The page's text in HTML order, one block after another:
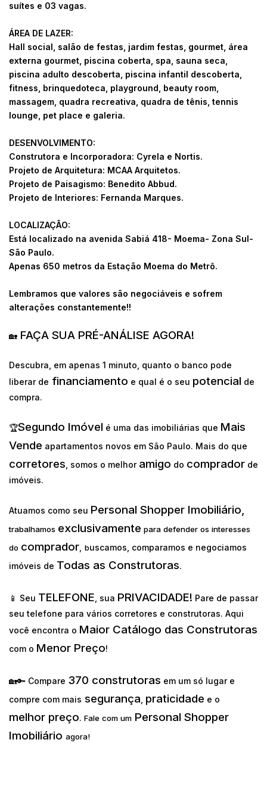
suítes e 03 vagas.
ÁREA DE LAZER:
Hall social, salão de festas, jardim festas, gourmet, área
externa gourmet, piscina coberta, spa, sauna seca,
piscina adulto descoberta, piscina infantil descoberta,
fitness, brinquedoteca, playground, beauty room,
massagem, quadra recreativa, quadra de tênis, tennis
lounge, pet place e galeria.
DESENVOLVIMENTO:
Construtora e Incorporadora: Cyrela e Nortis.
Projeto de Arquitetura: MCAA Arquitetos.
Projeto de Paisagismo: Benedito Abbud.
Projeto de Interiores: Fernanda Marques.
LOCALIZAÇÃO:
Está localizado na avenida Sabiá 418- Moema- Zona Sul-
São Paulo.
Apenas 650 metros da Estação Moema do Metrô.
Lembramos que valores são negociáveis e sofrem
alterações constantemente!!
🏡 FAÇA SUA PRÉ-ANÁLISE AGORA!
Descubra, em apenas 1 minuto, quanto o banco pode
liberar de financiamento e qual é o seu potencial de
compra.
🏆Segundo Imóvel é uma das imobiliárias que Mais
Vende apartamentos novos em São Paulo. Mais do que
corretores , somos o melhor amigo do comprador de
imóveis.
Atuamos como seu Personal Shopper Imobiliário,
trabalhamos exclusivamente para defender os interesses
do comprador, buscamos, comparamos e negociamos
imóveis de Todas as Construtoras.
📱 Seu TELEFONE , sua PRIVACIDADE! Pare de passar
seu telefone para vários corretores e construtoras. Aqui
você encontra o Maior Catálogo das Construtoras
com o Menor Preço!
🏡🔑 Compare 370 construtoras em um só lugar e
compre com mais segurança praticidade e o
melhor preço. Fale com um Personal Shopper
Imobiliário agora!